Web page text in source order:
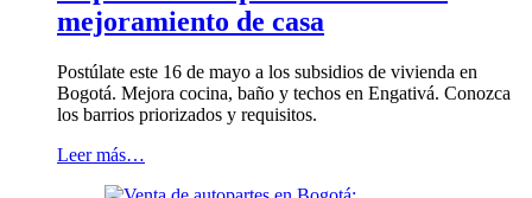
mejoramiento de casa
Postúlate este 16 de mayo a los subsidios de vivienda en
Bogotá. Mejora cocina, baño y techos en Engativá. Conozca
los barrios priorizados y requisitos.
Leer más…